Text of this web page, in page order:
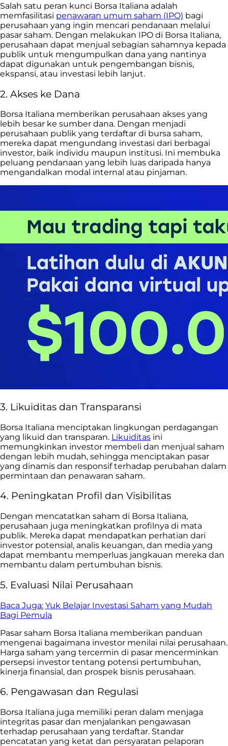
Salah satu peran kunci Borsa Italiana adalah
memfasilitasi penawaran umum saham (IPO) bagi
perusahaan yang ingin mencari pendanaan melalui
pasar saham. Dengan melakukan IPO di Borsa Italiana,
perusahaan dapat menjual sebagian sahamnya kepada
publik untuk mengumpulkan dana yang nantinya
dapat digunakan untuk pengembangan bisnis,
ekspansi, atau investasi lebih lanjut.
2. Akses ke Dana
Borsa Italiana memberikan perusahaan akses yang
lebih besar ke sumber dana. Dengan menjadi
perusahaan publik yang terdaftar di bursa saham,
mereka dapat mengundang investasi dari berbagai
investor, baik individu maupun institusi. Ini membuka
peluang pendanaan yang lebih luas daripada hanya
mengandalkan modal internal atau pinjaman.
3. Likuiditas dan Transparansi
Borsa Italiana menciptakan lingkungan perdagangan
yang likuid dan transparan. Likuiditas ini
memungkinkan investor membeli dan menjual saham
dengan lebih mudah, sehingga menciptakan pasar
yang dinamis dan responsif terhadap perubahan dalam
permintaan dan penawaran saham.
4. Peningkatan Profil dan Visibilitas
Dengan mencatatkan saham di Borsa Italiana,
perusahaan juga meningkatkan profilnya di mata
publik. Mereka dapat mendapatkan perhatian dari
investor potensial, analis keuangan, dan media yang
dapat membantu memperluas jangkauan mereka dan
membantu dalam pertumbuhan bisnis.
5. Evaluasi Nilai Perusahaan
Baca Juga: Yuk Belajar Investasi Saham yang Mudah
Bagi Pemula
Pasar saham Borsa Italiana memberikan panduan
mengenai bagaimana investor menilai nilai perusahaan.
Harga saham yang tercermin di pasar mencerminkan
persepsi investor tentang potensi pertumbuhan,
kinerja finansial, dan prospek bisnis perusahaan.
6. Pengawasan dan Regulasi
Borsa Italiana juga memiliki peran dalam menjaga
integritas pasar dan menjalankan pengawasan
terhadap perusahaan yang terdaftar. Standar
pencatatan yang ketat dan persyaratan pelaporan